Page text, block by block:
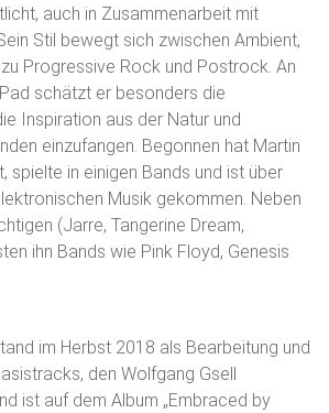
auch in Zusammenarbeit mit
Stil bewegt sich zwischen Ambient,
Progressive Rock und Postrock. An
schätzt er besonders die
Inspiration aus der Natur und
einzufangen. Begonnen hat Martin
spielte in einigen Bands und ist über
Musik gekommen. Neben
(Jarre, Tangerine Dream,
ihn Bands wie Pink Floyd, Genesis
im Herbst 2018 als Bearbeitung und
den Wolfgang Gsell
ist auf dem Album „Embraced by